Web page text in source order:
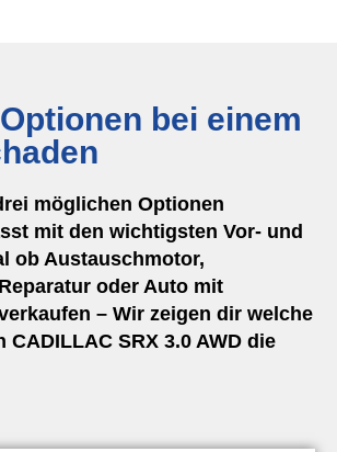
bei einem
möglichen Optionen
mit den wichtigsten Vor- und
ob Austauschmotor,
oder Auto mit
– Wir zeigen dir welche
SRX 3.0 AWD die